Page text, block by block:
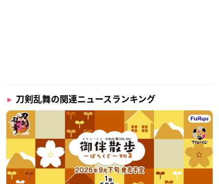
刀剣乱舞の関連ニュースランキング